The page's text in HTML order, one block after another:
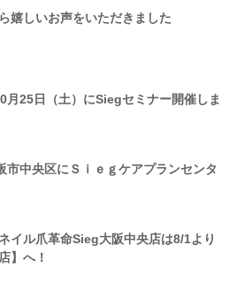
嬉しいお声をいただきました
月25日（土）にSiegセミナー開催しま
市中央区にＳｉｅｇケアプランセンタ
イル爪革命Sieg大阪中央店は8/1より
】へ！